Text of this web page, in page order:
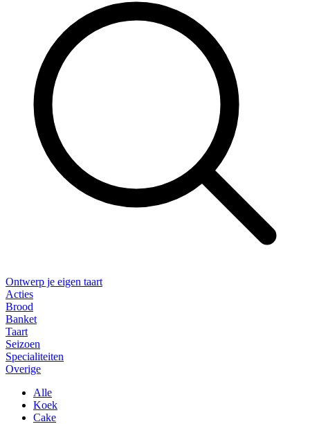
Ontwerp je eigen taart
Acties
Brood
Banket
Taart
Seizoen
Specialiteiten
Overige
Alle
Koek
Cake